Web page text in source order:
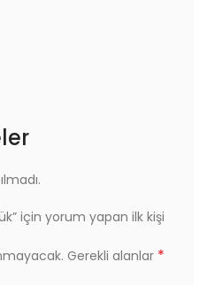
için yorum yapan ilk kişi
Gerekli alanlar *